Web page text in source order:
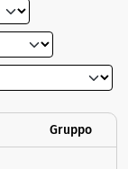
Gruppo